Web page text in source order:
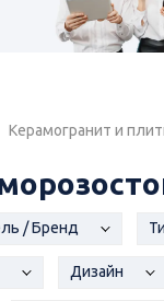
Керамогранит и
/ Бренд
Дизайн